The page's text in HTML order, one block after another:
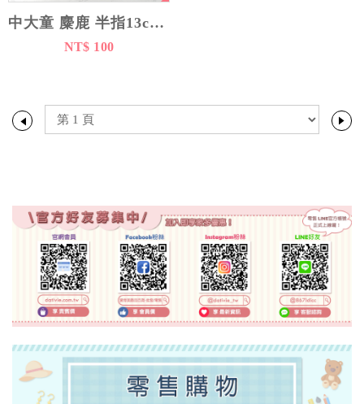
中大童 麋鹿 半指13cm 全指16cm 雙層17cm 手套
NT$ 100